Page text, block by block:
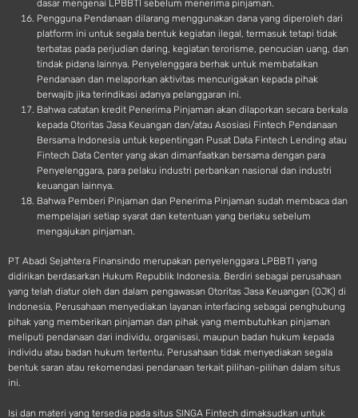
dasar mengenai LPBBTI sebelum menerima pinjaman.
Pengguna Pendanaan dilarang menggunakan dana yang diperoleh dari
platform ini untuk segala bentuk kegiatan ilegal, termasuk tetapi tidak
terbatas pada perjudian daring, kegiatan terorisme, pencucian uang, dan
tindak pidana lainnya. Penyelenggara berhak untuk membatalkan
Pendanaan dan melaporkan aktivitas mencurigakan kepada pihak
berwajib jika terindikasi adanya pelanggaran ini.
Bahwa catatan kredit Penerima Pinjaman akan dilaporkan secara berkala
kepada Otoritas Jasa Keuangan dan/atau Asosiasi Fintech Pendanaan
Bersama Indonesia untuk kepentingan Pusat Data Fintech Lending atau
Fintech Data Center yang akan dimanfaatkan bersama dengan para
Penyelenggara, para pelaku industri perbankan nasional dan industri
keuangan lainnya.
Bahwa Pemberi Pinjaman dan Penerima Pinjaman sudah membaca dan
mempelajari setiap syarat dan ketentuan yang berlaku sebelum
mengajukan pinjaman.
PT Abadi Sejahtera Finansindo merupakan penyelenggara LPBBTI yang
didirikan berdasarkan Hukum Republik Indonesia. Berdiri sebagai perusahaan
yang telah diatur oleh dan dalam pengawasan Otoritas Jasa Keuangan (OJK) di
Indonesia, Perusahaan menyediakan layanan interfacing sebagai penghubung
pihak yang memberikan pinjaman dan pihak yang membutuhkan pinjaman
meliputi pendanaan dari individu, organisasi, maupun badan hukum kepada
individu atau badan hukum tertentu. Perusahaan tidak menyediakan segala
bentuk saran atau rekomendasi pendanaan terkait pilihan-pilihan dalam situs
ini.
Isi dan materi yang tersedia pada situs SINGA Fintech dimaksudkan untuk